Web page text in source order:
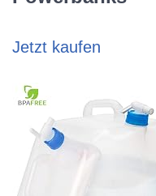
Jetzt kaufen